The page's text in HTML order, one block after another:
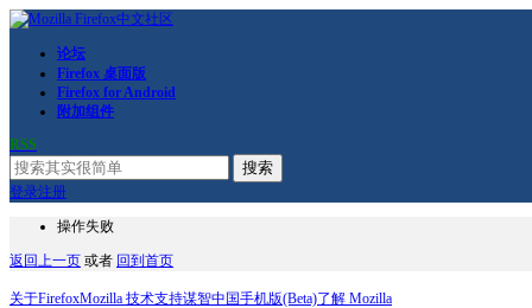
论坛
Firefox 桌面版
Firefox for Android
附加组件
RSS
搜索
登录注册
操作失败
返回上一页 或者 回到首页
关于FirefoxMozilla 技术支持谋智中国手机版(Beta)了解 Mozilla